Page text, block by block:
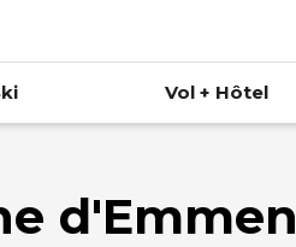
Vol + Hôtel
d'Emmen